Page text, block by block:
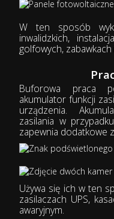
W ten sposób
inwalidzkich,
golfowych,
Buforowa praca
akumulator funkcji
urządzenia.
zasilania w
zapewnia dodatkowe
Używa się ich w ten
zasilaczach UPS,
awaryjnym.